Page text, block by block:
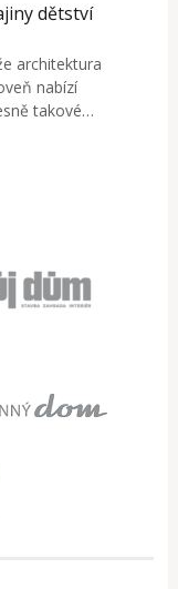
dětství
architektura
nabízí
takové…